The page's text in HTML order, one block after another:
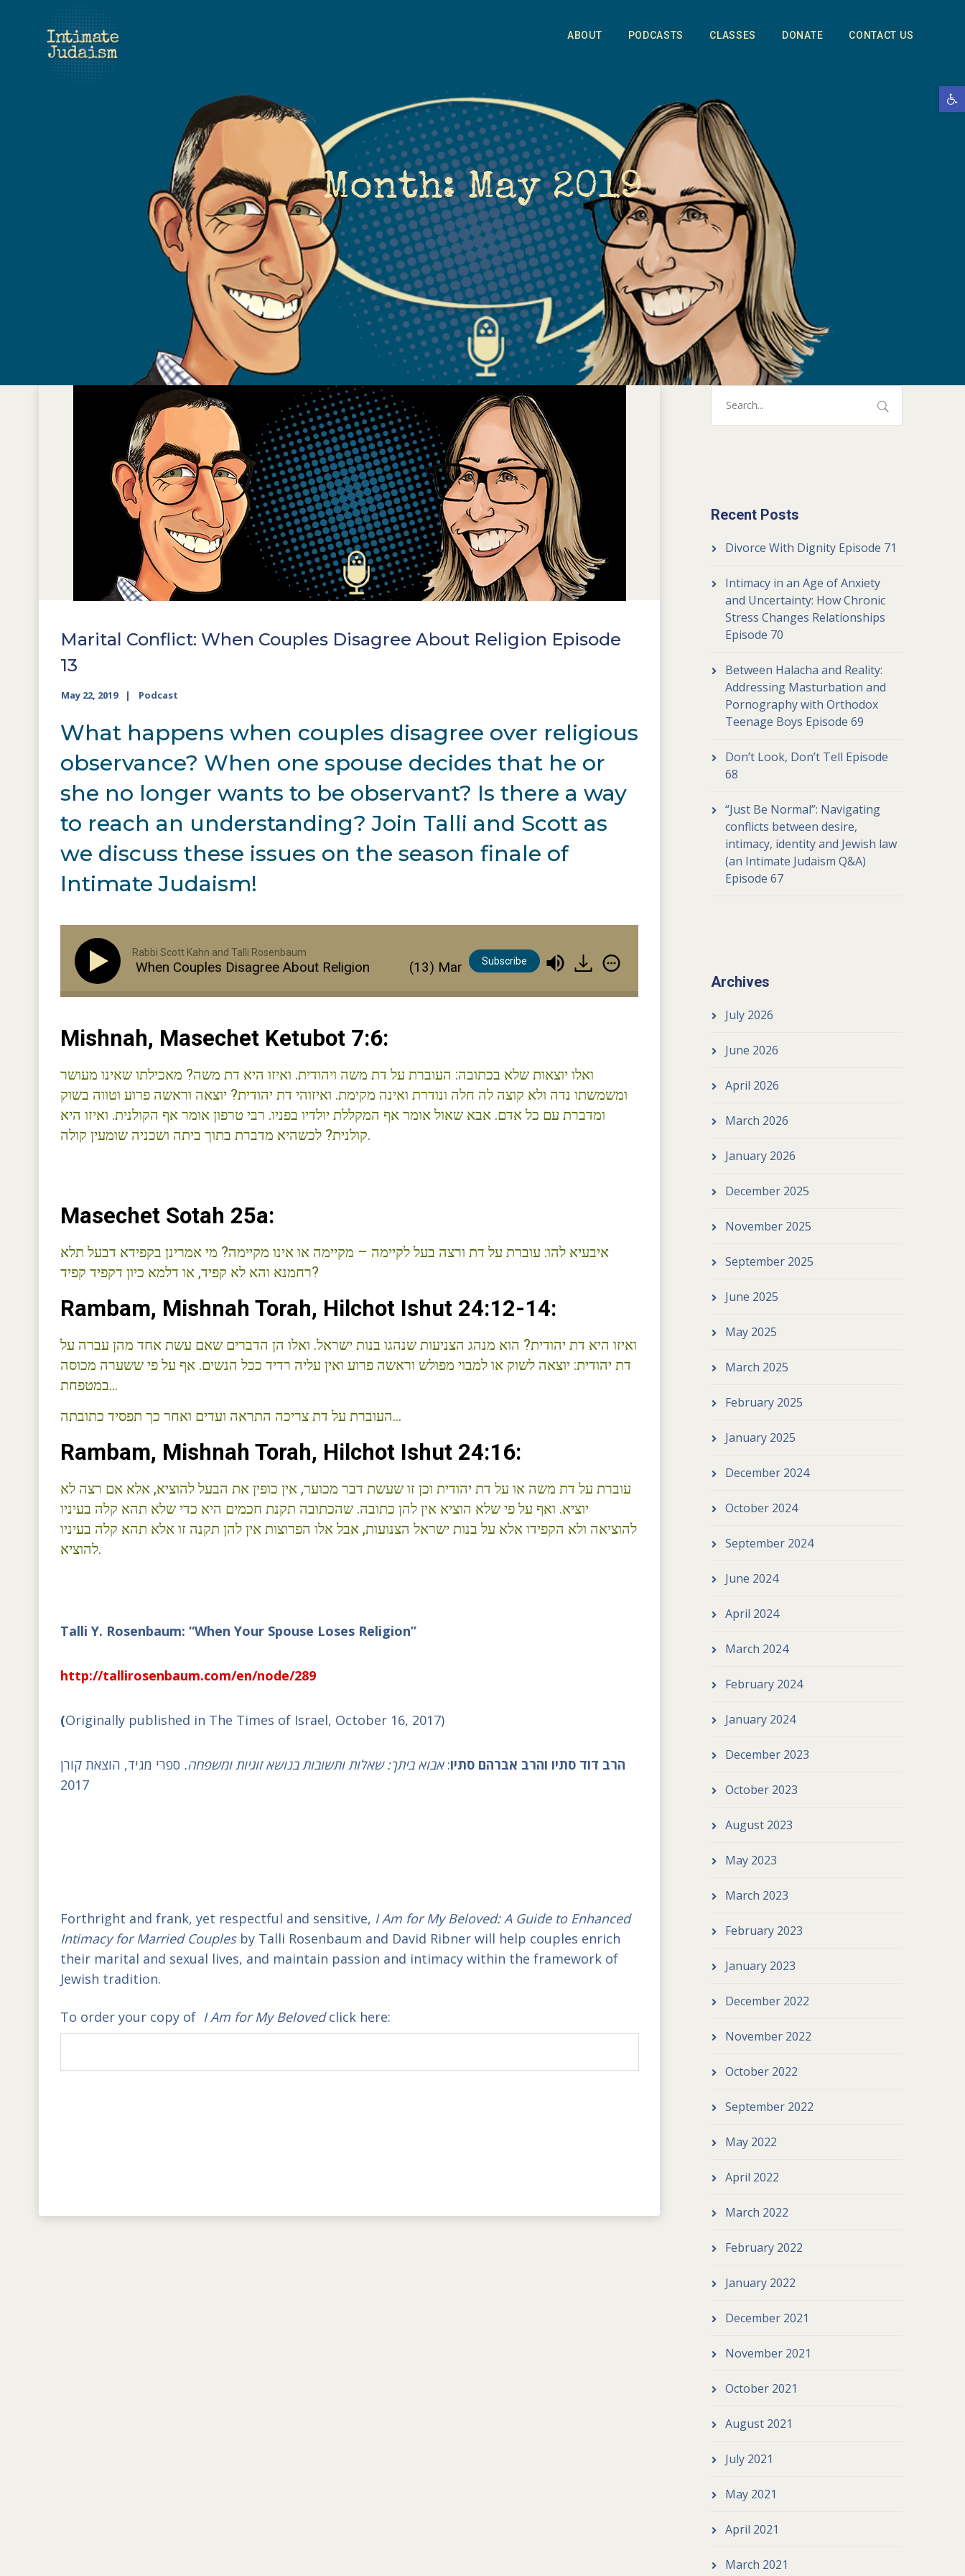
ABOUT PODCASTS CLASSES DONATE CONTACT US
Month:May 2019
Marital Conflict: When Couples Disagree About Religion Episode
13
May 22, 2019 Podcast
What happens when couples disagree over religious
observance? When one spouse decides that he or
she no longer wants to be observant? Is there a way
to reach an understanding? Join Talli and Scott as
we discuss these issues on the season finale of
Intimate Judaism!
Rabbi Scott Kahn and Talli Rosenbaum
Marital Conflict: When Couples Disagree About Religion (13) Marital Conflict: When Couples Disagree About Religion
Subscribe
Mishnah, Masechet Ketubot 7:6:
ואלו יוצאות שלא בכתובה: העוברת על דת משה ויהודית. ואיזו היא דת משה? מאכילתו שאינו מעושר
ומשמשתו נדה ולא קוצה לה חלה ונודרת ואינה מקימת. ואיזוהי דת יהודית? יוצאה וראשה פרוע וטווה בשוק
ומדברת עם כל אדם. אבא שאול אומר אף המקללת יולדיו בפניו. רבי טרפון אומר אף הקולנית. ואיזו היא
קולנית? לכשהיא מדברת בתוך ביתה ושכניה שומעין קולה.
Masechet Sotah 25a:
איבעיא להו: עוברת על דת ורצה בעל לקיימה – מקיימה או אינו מקיימה? מי אמרינן בקפידא דבעל תלא
רחמנא והא לא קפיד, או דלמא כיון דקפיד קפיד?
Rambam, Mishnah Torah, Hilchot Ishut 24:12-14:
ואיזו היא דת יהודית? הוא מנהג הצניעות שנהגו בנות ישראל. ואלו הן הדברים שאם עשת אחד מהן עברה על
דת יהודית: יוצאה לשוק או למבוי מפולש וראשה פרוע ואין עליה רדיד ככל הנשים. אף על פי ששערה מכוסה
במטפחת…
העוברת על דת צריכה התראה ועדים ואחר כך תפסיד כתובתה…
Rambam, Mishnah Torah, Hilchot Ishut 24:16:
עוברת על דת משה או על דת יהודית וכן זו שעשת דבר מכוער, אין כופין את הבעל להוציא, אלא אם רצה לא
יוציא. ואף על פי שלא הוציא אין להן כתובה. שהכתובה תקנת חכמים היא כדי שלא תהא קלה בעיניו
להוציאה ולא הקפידו אלא על בנות ישראל הצנועות, אבל אלו הפרוצות אין להן תקנה זו אלא תהא קלה בעיניו
להוציא.
Talli Y. Rosenbaum: “When Your Spouse Loses Religion”
http://tallirosenbaum.com/en/node/289
(Originally published in The Times of Israel, October 16, 2017)
הרב דוד סתיו והרב אברהם סתיו:אבוא ביתך: שאלות ותשובות בנושא זוגיות ומשפחה. ספרי מגיד, הוצאת קורן
2017
Forthright and frank, yet respectful and sensitive, I Am for My Beloved: A Guide to Enhanced
Intimacy for Married Couples by Talli Rosenbaum and David Ribner will help couples enrich
their marital and sexual lives, and maintain passion and intimacy within the framework of
Jewish tradition.
To order your copy of I Am for My Belovedclick here:
Recent Posts
Divorce With Dignity Episode 71
Intimacy in an Age of Anxiety
and Uncertainty: How Chronic
Stress Changes Relationships
Episode 70
Between Halacha and Reality:
Addressing Masturbation and
Pornography with Orthodox
Teenage Boys Episode 69
Don’t Look, Don’t Tell Episode
68
“Just Be Normal”: Navigating
conflicts between desire,
intimacy, identity and Jewish law
(an Intimate Judaism Q&A)
Episode 67
Archives
July 2026
June 2026
April 2026
March 2026
January 2026
December 2025
November 2025
September 2025
June 2025
May 2025
March 2025
February 2025
January 2025
December 2024
October 2024
September 2024
June 2024
April 2024
March 2024
February 2024
January 2024
December 2023
October 2023
August 2023
May 2023
March 2023
February 2023
January 2023
December 2022
November 2022
October 2022
September 2022
May 2022
April 2022
March 2022
February 2022
January 2022
December 2021
November 2021
October 2021
August 2021
July 2021
May 2021
April 2021
March 2021